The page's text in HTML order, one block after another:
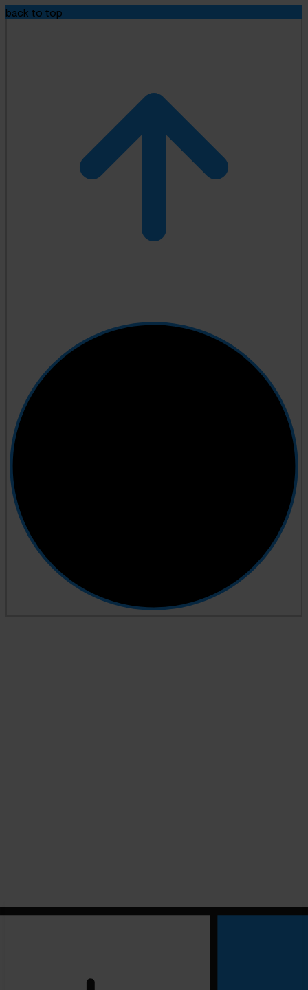
back to top